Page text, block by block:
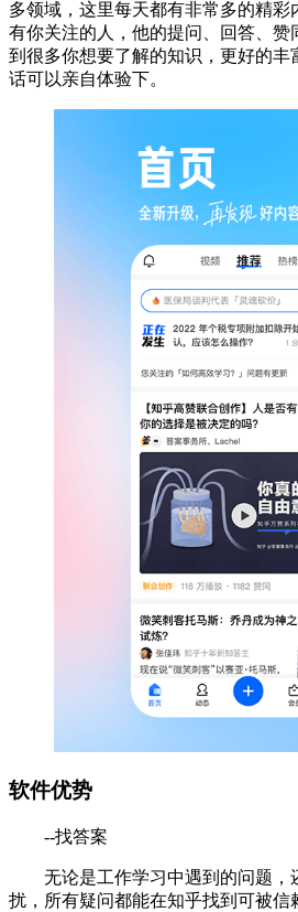
多领域，这里每天都有非常多的精
有你关注的人，他的提问、回答、赞
到很多你想要了解的知识，更好的丰
话可以亲自体验下。
软件优势
--找答案
无论是工作学习中遇到的问题，
扰，所有疑问都能在知乎找到可被信